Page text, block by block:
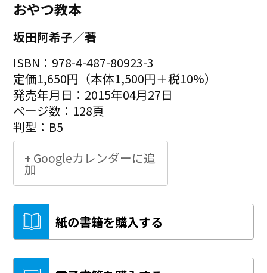
おやつ教本
坂田阿希子／著
ISBN：978-4-487-80923-3
定価1,650円（本体1,500円＋税10%）
発売年月日：2015年04月27日
ページ数：128頁
判型：B5
+ Googleカレンダーに追
加
紙の書籍を購入する